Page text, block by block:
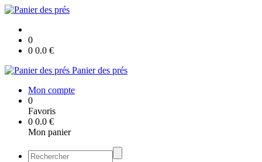
0
0 0.0 €
Panier des prés
Mon compte
0
Favoris
0 0.0 €
Mon panier